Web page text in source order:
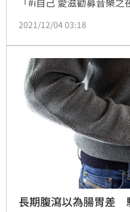
織齊聚一堂，回顧40年來
2021/12/04 03:18
長期腹瀉以為腸胃差